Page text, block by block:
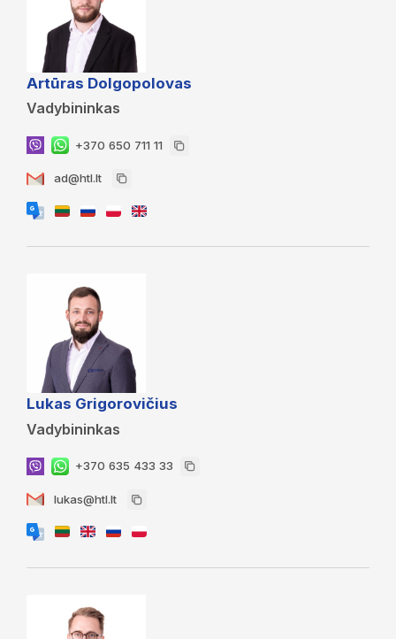
Artūras Dolgopolovas
Vadybininkas
+370 650 711 11
ad@htl.lt
Lukas Grigorovičius
Vadybininkas
+370 635 433 33
lukas@htl.lt